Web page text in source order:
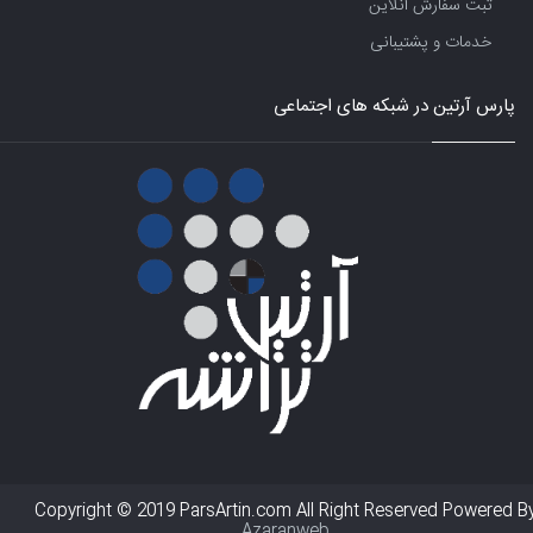
خدمات و پشتیبانی
پارس آرتین در شبکه های اجتماعی
Copyright © 2019 ParsArtin.com All Right Reserved Powered